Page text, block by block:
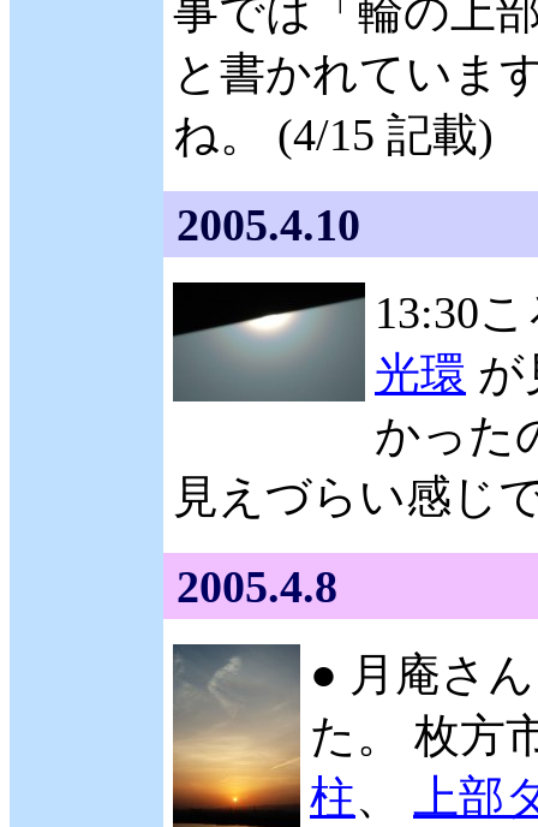
事では「輪の上
と書かれていま
ね。 (4/15 記載)
2005.4.10
13:30
光環 が
かった
見えづらい感じ
2005.4.8
● 月庵さ
た。 枚方
柱、 上部